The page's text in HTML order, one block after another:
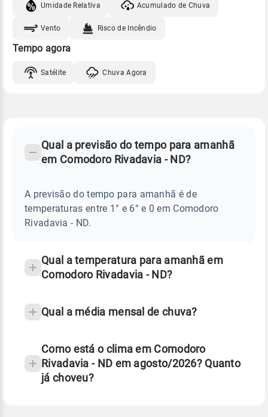
Umidade Relativa Acumulado de Chuva
Vento Risco de Incêndio
Tempo agora
Satélite Chuva Agora
COMODORO
RIVADAVIA
Perguntas
sobre
chuva
Qual a previsão do tempo para amanhã
em Comodoro Rivadavia - ND?
A previsão do tempo para amanhã é de
temperaturas entre 1° e 6° e 0 em Comodoro
Rivadavia - ND.
Qual a temperatura para amanhã em
Comodoro Rivadavia - ND?
Qual a média mensal de chuva?
Fonte: 30 anos de dados de reanálise ERA5.
Como está o clima em Comodoro
Rivadavia - ND em agosto/2026? Quanto
já choveu?